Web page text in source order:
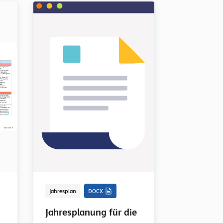
Jahresplan DOCX
Jahresplanung für die